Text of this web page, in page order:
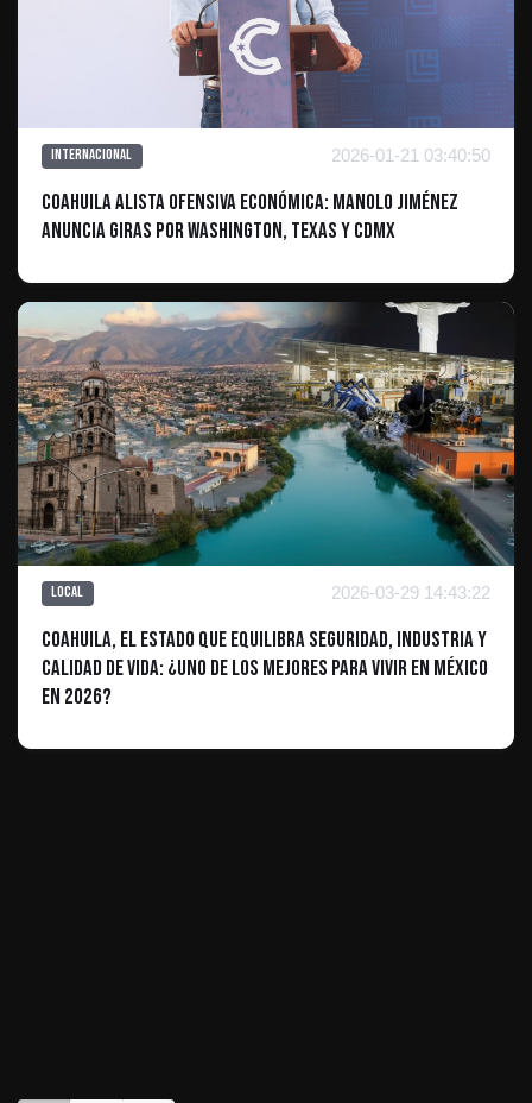
Internacional 2026-01-21 03:40:50
Coahuila alista ofensiva económica: Manolo Jiménez
anuncia giras por Washington, Texas y CDMX
Local 2026-03-29 14:43:22
Coahuila, el estado que equilibra seguridad, industria y
calidad de vida: ¿Uno de los mejores para vivir en México
en 2026?